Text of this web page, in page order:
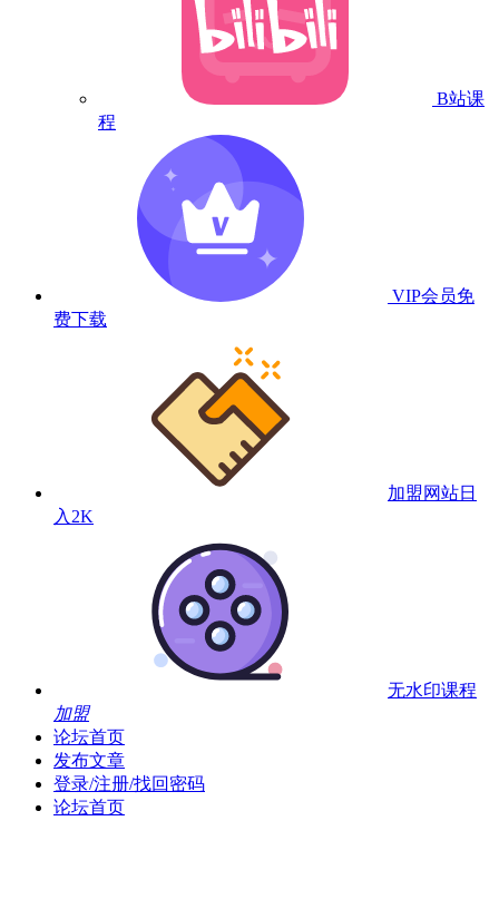
B站课
程
VIP会员免
费下载
加盟网站日
入2K
无水印课程
加盟
论坛首页
发布文章
登录/注册/找回密码
论坛首页